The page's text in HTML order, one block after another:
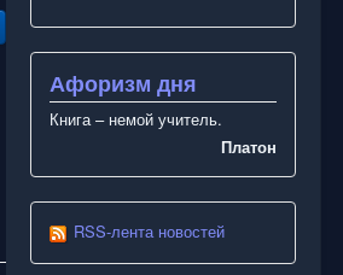
Афоризм дня
Книга – немой учитель.
Платон
RSS-лента новостей